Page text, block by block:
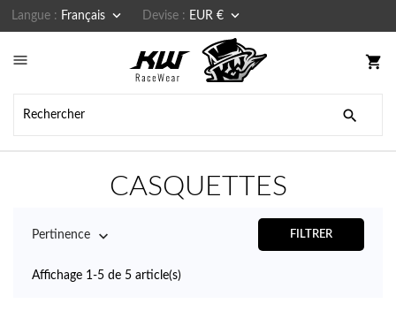
Langue : Français  Devise : EUR € 
 shopping_cart

CASQUETTES
Pertinence  FILTRER
Affichage 1-5 de 5 article(s)